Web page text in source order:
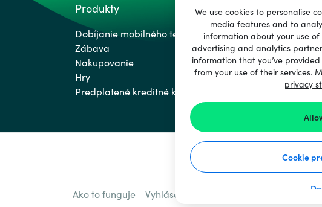
We use cookies to personalise
media features and to
information about your use
advertising and analytics
information that you’ve
from your use of their services.
privacy
Cookie
Produkty
Dobíjanie mobilného telefónu
Zábava
Nakupovanie
Hry
Predplatené kreditné karty
Ako to funguje Vyhlásenie o ochrane osobných údajov